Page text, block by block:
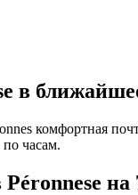
в
комфортная
часам.
на